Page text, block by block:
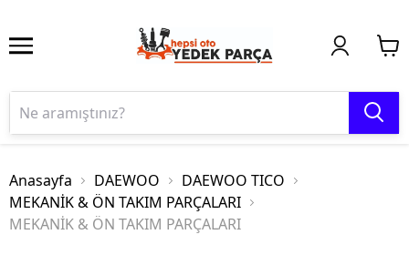
Anasayfa DAEWOO
DAEWOO TICO
MEKANİK & ÖN TAKIM PARÇALARI
MEKANİK & ÖN TAKIM PARÇALARI